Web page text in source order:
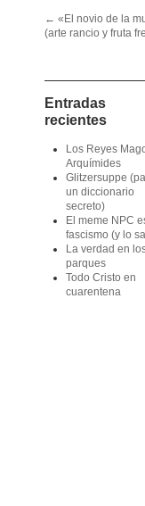
Post navigation
← «El novio de la
(arte rancio y fruta
Entradas
recientes
Los Reyes
Arquímides
Glitzersuppe
un diccionario
secreto)
El meme NPC
fascismo (y lo
La verdad en
parques
Todo Cristo en
cuarentena